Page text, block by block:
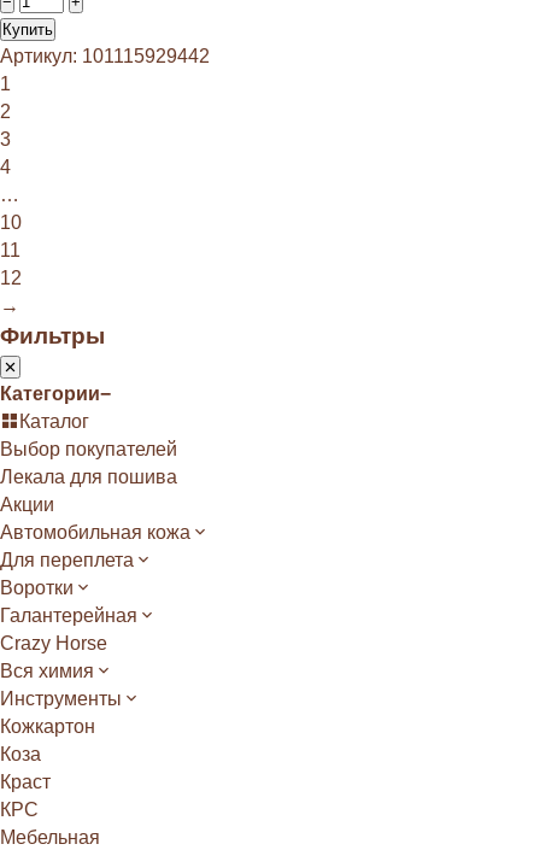
Купить
Артикул: 101115929442
1
2
3
4
…
10
11
12
→
Фильтры
Категории−
Каталог
Выбор покупателей
Лекала для пошива
Акции
Автомобильная кожа
Для переплета
Воротки
Галантерейная
Crazy Horse
Вся химия
Инструменты
Кожкартон
Коза
Краст
КРС
Мебельная